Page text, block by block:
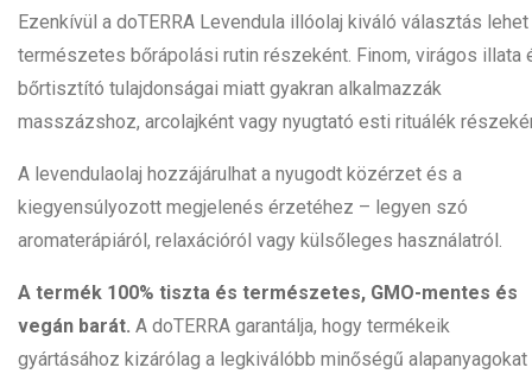
Ezenkívül a doTERRA Levendula illóolaj kiváló választás lehet
természetes bőrápolási rutin részeként. Finom, virágos illata
bőrtisztító tulajdonságai miatt gyakran alkalmazzák
masszázshoz, arcolajként vagy nyugtató esti rituálék
A levendulaolaj hozzájárulhat a nyugodt közérzet és a
kiegyensúlyozott megjelenés érzetéhez – legyen szó
aromaterápiáról, relaxációról vagy külsőleges használatról.
A termék 100% tiszta és természetes, GMO-mentes és
vegán barát. A doTERRA garantálja, hogy termékeik
gyártásához kizárólag a legkiválóbb minőségű alapanyagokat